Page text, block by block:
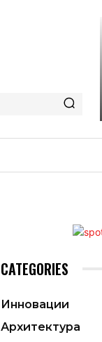
CATEGORIES
Инновации
Архитектура